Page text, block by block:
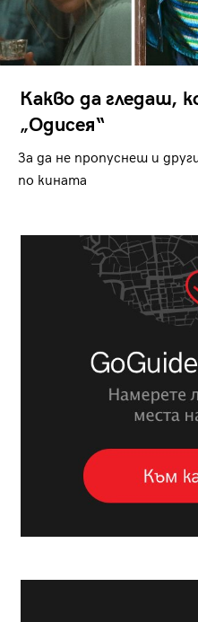
Какво да гледаш,
„Одисея“
За да не пропуснеш и
по кината